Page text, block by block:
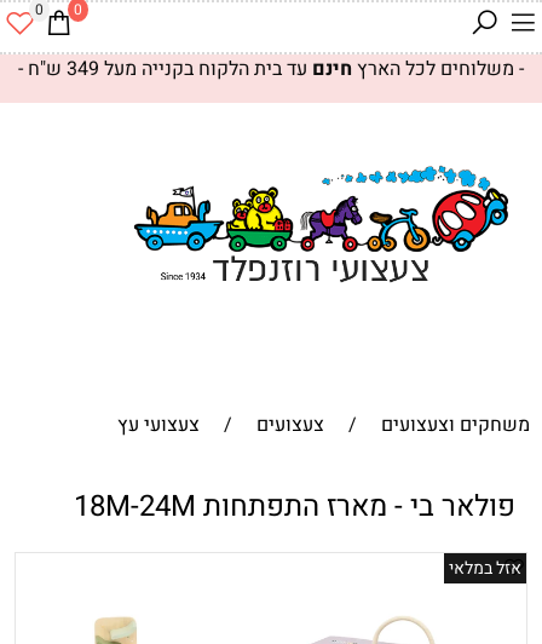
- משלוחים לכל הארץ חינם עד בית הלקוח בקנייה מעל 349 ש"ח -
0 0
משחקים וצעצועים / צעצועים / צעצועי עץ
פולאר בי - מארז התפתחות 18M-24M
אזל במלאי